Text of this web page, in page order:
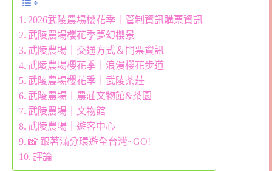
2026武陵農場櫻花季｜管制資訊購票資訊
武陵農場櫻花季夢幻櫻景
武陵農場｜交通方式＆門票資訊
武陵農場櫻花季｜浪漫櫻花步道
武陵農場櫻花季｜武陵茶莊
武陵農場｜農莊文物館&茶園
武陵農場｜文物館
武陵農場｜遊客中心
📸 跟著滿分環遊全台灣~GO!
評論